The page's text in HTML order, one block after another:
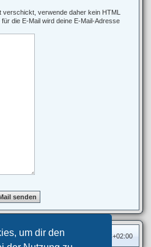
um dir den
verwende daher kein HTML
die E-Mail wird deine E-Mail-Adresse
Alle Zeiten sind UTC+02:00